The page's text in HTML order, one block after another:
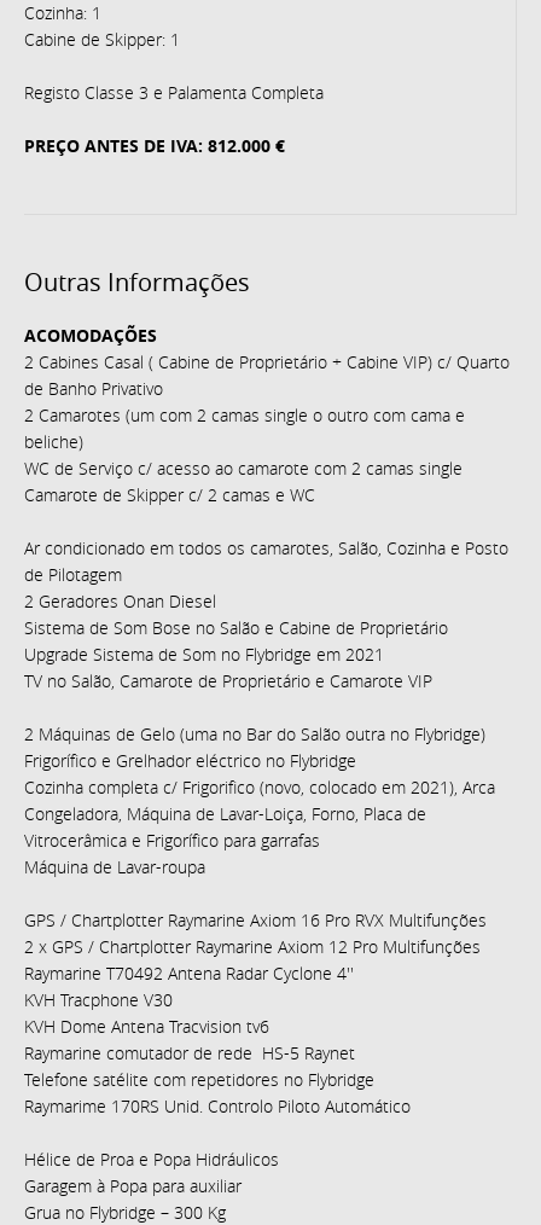
Cozinha: 1
Cabine de Skipper: 1
Registo Classe 3 e Palamenta Completa
PREÇO ANTES DE IVA: 812.000 €
Outras Informações
ACOMODAÇÕES
2 Cabines Casal ( Cabine de Proprietário + Cabine VIP) c/ Quarto
de Banho Privativo
2 Camarotes (um com 2 camas single o outro com cama e
beliche)
WC de Serviço c/ acesso ao camarote com 2 camas single
Camarote de Skipper c/ 2 camas e WC
Ar condicionado em todos os camarotes, Salão, Cozinha e Posto
de Pilotagem
2 Geradores Onan Diesel
Sistema de Som Bose no Salão e Cabine de Proprietário
Upgrade Sistema de Som no Flybridge em 2021
TV no Salão, Camarote de Proprietário e Camarote VIP
2 Máquinas de Gelo (uma no Bar do Salão outra no Flybridge)
Frigorífico e Grelhador eléctrico no Flybridge
Cozinha completa c/ Frigorifico (novo, colocado em 2021), Arca
Congeladora, Máquina de Lavar-Loiça, Forno, Placa de
Vitrocerâmica e Frigorífico para garrafas
Máquina de Lavar-roupa
GPS / Chartplotter Raymarine Axiom 16 Pro RVX Multifunções
2 x GPS / Chartplotter Raymarine Axiom 12 Pro Multifunções
Raymarine T70492 Antena Radar Cyclone 4''
KVH Tracphone V30
KVH Dome Antena Tracvision tv6
Raymarine comutador de rede HS-5 Raynet
Telefone satélite com repetidores no Flybridge
Raymarime 170RS Unid. Controlo Piloto Automático
Hélice de Proa e Popa Hidráulicos
Garagem à Popa para auxiliar
Grua no Flybridge – 300 Kg